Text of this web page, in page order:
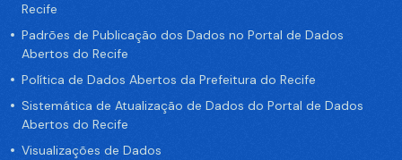
Recife
Padrões de Publicação dos Dados no Portal de Dados
Abertos do Recife
Política de Dados Abertos da Prefeitura do Recife
Sistemática de Atualização de Dados do Portal de Dados
Abertos do Recife
Visualizações de Dados